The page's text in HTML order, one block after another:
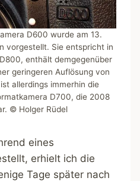
D600 wurde am 13.
vorgestellt. Sie entspricht in
enthält demgegenüber
geringeren Auflösung von
allerdings immerhin die
D700, die 2008
© Holger Rüdel
eines
erhielt ich die
Tage später nach